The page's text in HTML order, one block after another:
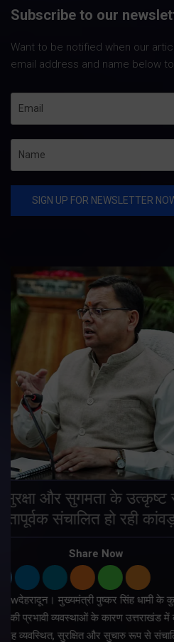
Subscribe to our
Want to be notified when our
email address and name below
मुख्यमंत्री ने प्रदान की
के लिए 1967 करोड़
Share Nowदेहरादून। मुख्यमंत्री
आधारभूत सुविधाओं के सुदृढ़ीकरण
योजना के लिए कुल 1967 करोड़ की